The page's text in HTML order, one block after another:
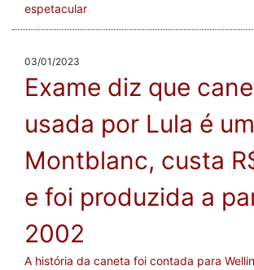
espetacular
03/01/2023
Exame diz que
usada por Lula é
Montblanc, custa
e foi produzida a
2002
A história da caneta foi contada para